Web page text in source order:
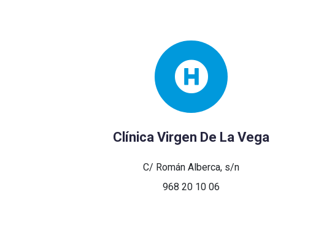
Clínica Virgen De La Vega
C/ Román Alberca, s/n
968 20 10 06